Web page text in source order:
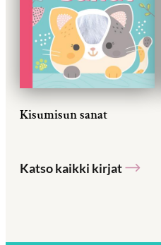
Kisumisun sanat
Katso kaikki kirjat